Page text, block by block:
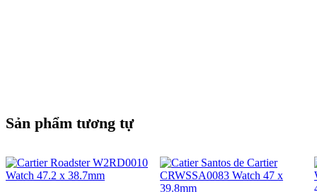
Sản phẩm tương tự